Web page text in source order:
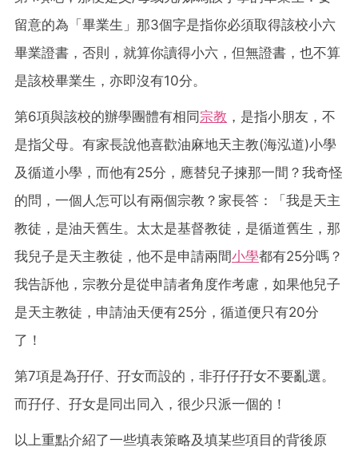
留意的為「畢業生」那3個字是指你必須取得該校小六
畢業證書，否則，就算你讀得小六，但無證書，也不算
是該校畢業生，亦即沒有10分。
第6項與該校的辦學團體有相同 宗教 ，是指小朋友，不
是指父母。有家長說他喜歡油麻地天主教(海泓道)小學
及循道小學，而他有25分，應替兒子揀那一間？我奇怪
的問，一個人怎可以有兩個宗教？家長答：「我是天主
教徒，是油天舊生。太太是基督教徒，是循道舊生，那
我兒子是天主教徒，他不是申請兩間小學都有25分嗎？
我告訴他，宗教分是從申請者角度作考慮，如果他兒子
是天主教徒，申請油天便有25分，循道便只有20分
了！
第7項是為孖仔、孖女而設的，非孖仔孖女不要亂選。
而孖仔、孖女是同出同入，很少只派一個的！
以上重點介紹了一些填表策略及填某些項目的背後原